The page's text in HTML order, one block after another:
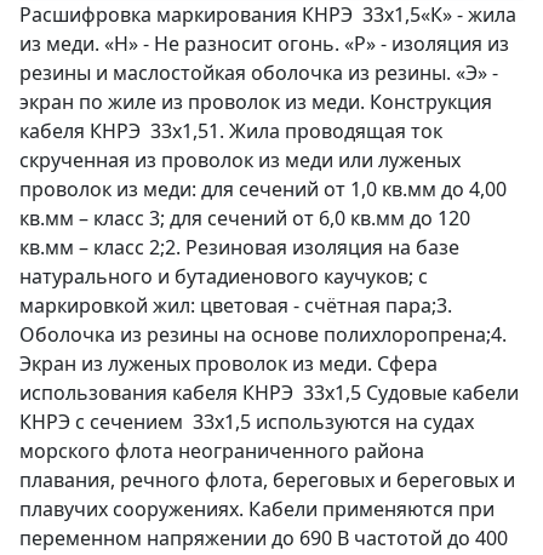
Расшифровка маркирования КНРЭ 33х1,5«К» - жила
из меди. «Н» - Не разносит огонь. «Р» - изоляция из
резины и маслостойкая оболочка из резины. «Э» -
экран по жиле из проволок из меди. Конструкция
кабеля КНРЭ 33х1,51. Жила проводящая ток
скрученная из проволок из меди или луженых
проволок из меди: для сечений от 1,0 кв.мм до 4,00
кв.мм – класс 3; для сечений от 6,0 кв.мм до 120
кв.мм – класс 2;2. Резиновая изоляция на базе
натурального и бутадиенового каучуков; с
маркировкой жил: цветовая - счётная пара;3.
Оболочка из резины на основе полихлоропрена;4.
Экран из луженых проволок из меди. Сфера
использования кабеля КНРЭ 33х1,5 Судовые кабели
КНРЭ с сечением 33х1,5 используются на судах
морского флота неограниченного района
плавания, речного флота, береговых и береговых и
плавучих сооружениях. Кабели применяются при
переменном напряжении до 690 В частотой до 400